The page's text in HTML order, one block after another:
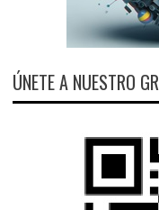
ÚNETE A NUESTRO